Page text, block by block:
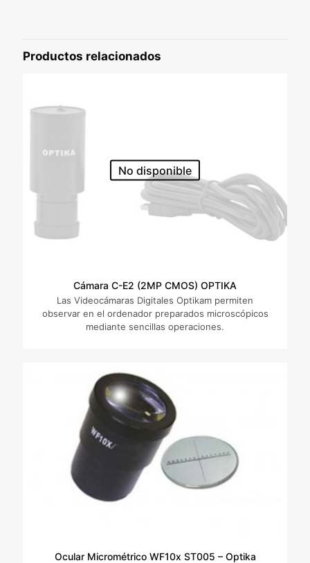
Tu puntuación
Nombre
navegador para la próxima vez que comente.
Productos relacionados
No disponible
Cámara C-E2 (2MP CMOS) OPTIKA
Las Videocámaras Digitales Optikam permiten
observar en el ordenador preparados microscópicos
mediante sencillas operaciones.
Ocular Micrométrico WF10x ST005 – Optika